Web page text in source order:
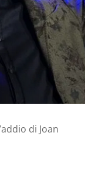
di Joan